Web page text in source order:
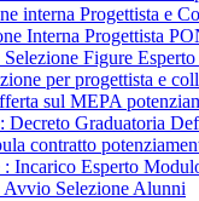
interna Progettista e
Interna Progettista
Figure
per progettista e
sul MEPA
Decreto Graduatoria
contratto
Incarico Esperto
Selezione Alunni